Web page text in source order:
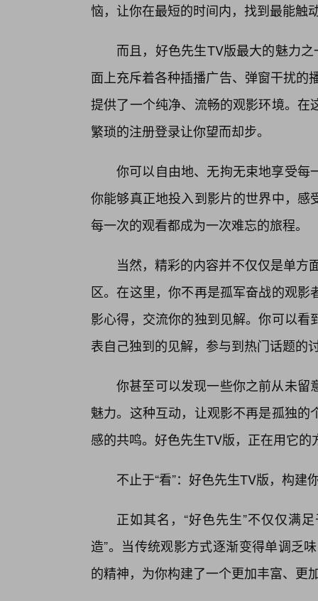
恼，让你在最短的时间内，找到最能触
而且，好色先生TV版最大的魅力
面上充斥着各种插播广告、弹窗干扰的
提供了一个纯净、流畅的观影环境。
繁琐的注册登录让你望而却步。
你可以自由地、无拘无束地享受每
你能够真正地投入到影片的世界中，
每一次的观看都成为一次难忘的旅程。
当然，精彩的内容并不仅仅是单方
区。在这里，你不再是孤军奋战的观
影心得，交流你的独到见解。你可以
表自己独到的见解，参与到热门话题的
你甚至可以发现一些你之前从未留
魅力。这种互动，让观影不再是孤独
感的共鸣。好色先生TV版，正在用它
不止于“看”：好色先生TV版，构建
正如其名，“好色先生”不仅仅满
造”。当传统观影方式逐渐变得单调乏
的精神，为你构建了一个更加丰富、更